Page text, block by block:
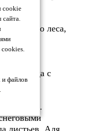
чтобы
леса,
на
входа с
бурой
плечами.
листьев, Аля
cookie
сайта.
cookies.
файлов
.